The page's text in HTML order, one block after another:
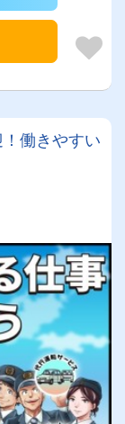
働きやすい